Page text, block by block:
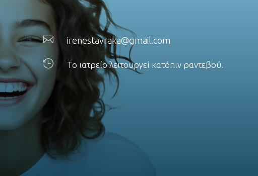
 irenestavraka@gmail.com
 Το ιατρείο λειτουργεί κατόπιν ραντεβού.